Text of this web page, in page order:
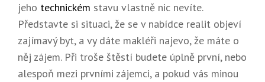
jeho technickém stavu vlastně nic nevíte.
Představte si situaci, že se v nabídce realit objeví
zajímavý byt, a vy dáte makléři najevo, že máte o
něj zájem. Při troše štěstí budete úplně první, nebo
alespoň mezi prvními zájemci, a pokud vás minou